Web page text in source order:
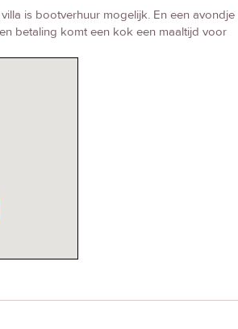
is bootverhuur mogelijk. En een avondje
betaling komt een kok een maaltijd voor